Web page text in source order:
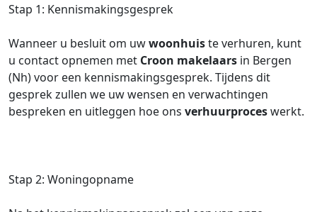
Stap 1: Kennismakingsgesprek
Wanneer u besluit om uwwoonhuiste verhuren, kunt
u contact opnemen met Croon makelaars in Bergen
(Nh) voor een kennismakingsgesprek. Tijdens dit
gesprek zullen we uw wensen en verwachtingen
bespreken en uitleggen hoe ons verhuurproceswerkt.
Stap 2: Woningopname